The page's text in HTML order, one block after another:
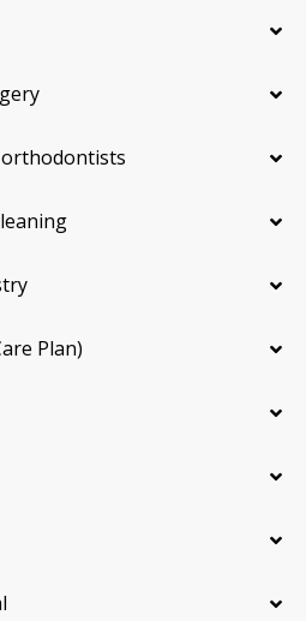
Plan)